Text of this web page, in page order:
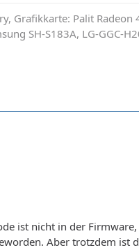
Grafikkarte: Palit
SH-S183A, LG-GGC-
ist nicht in der
Aber trotzdem ist